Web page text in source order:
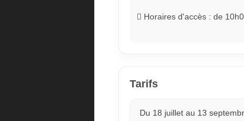
Horaires d'accès : de
Tarifs
Du 18 juillet au 13